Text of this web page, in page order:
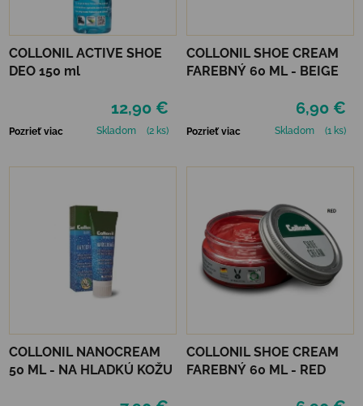
COLLONIL ACTIVE SHOE
DEO 150 ml
12,90 €
Pozrieť viac Skladom (2 ks)
COLLONIL SHOE CREAM
FAREBNÝ 60 ML - BEIGE
6,90 €
Pozrieť viac Skladom (1 ks)
COLLONIL NANOCREAM
50 ML - NA HLADKÚ KOŽU
COLLONIL SHOE CREAM
FAREBNÝ 60 ML - RED